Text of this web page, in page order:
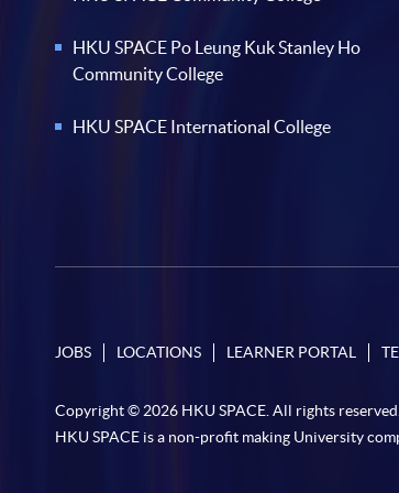
HKU SPACE Po Leung Kuk Stanley Ho
Community College
HKU SPACE International College
JOBS LOCATIONS LEARNER PORTAL
Copyright © 2026 HKU SPACE. All rights reserved.
HKU SPACE is a non-profit making University